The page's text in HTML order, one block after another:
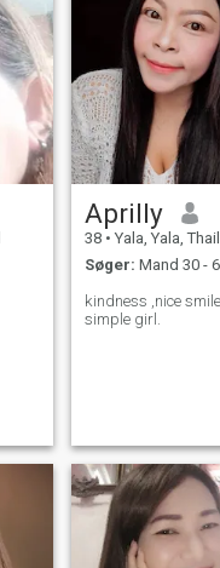
Aprilly​
38 • Yala, Yala,
Søger: Mand 30 -
kindness ,nice
simple girl.